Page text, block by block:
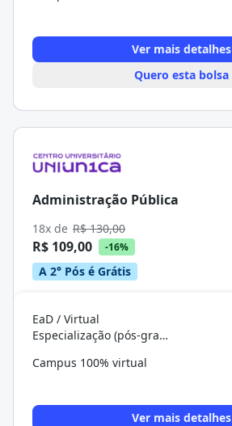
Ver mais detalhes
Quero esta bolsa
Administração Pública
18x de R$ 130,00
R$ 109,00 -16%
A 2° Pós é Grátis
EaD / Virtual
Especialização (pós-graduação)
Campus 100% virtual
Ver mais detalhes